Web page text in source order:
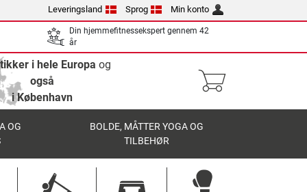
Leveringsland Sprog Min konto
Din hjemmefitnessekspert gennem 42
år
i hele Europa og
også
i København
OG
BOLDE, MÅTTER YOGA OG
TILBEHØR